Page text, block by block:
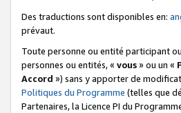
Des traductions sont disponibles en:
prévaut.
Toute personne ou entité participant
personnes ou entités, « vous» ou un «
Accord ») sans y apporter de
Politiques du Programme (telles que
Partenaires, la Licence PI du